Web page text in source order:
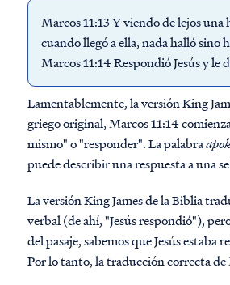
Marcos 11:13 Y viendo de lejos una
cuando llegó a ella, nada halló sino
Marcos 11:14 Respondió Jesús y
Lamentablemente, la versión King
griego original, Marcos 11:14
mismo" o "responder". La palabra
puede describir una respuesta a una
La versión King James de la Biblia
verbal (de ahí, "Jesús respondió"),
del pasaje, sabemos que Jesús
Por lo tanto, la traducción correcta de